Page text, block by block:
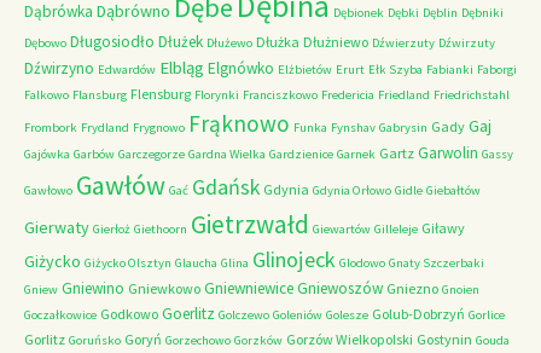
Dąbrówka Dąbrówno Dębe Dębionek Dębki Dęblin Dębniki
Dębowo Długosiodło Dłużek Dłużewo Dłużka Dłużniewo Dźwierzuty Dźwirzuty
Dźwirzyno Edwardów Elbląg Elgnówko Elżbietów Erurt Ełk Szyba Fabianki Faborgi
Falkowo Flansburg Flensburg Florynki Franciszkowo Fredericia Friedland Friedrichstahl
Frombork Frydland Frygnowo Frąknowo Funka Fynshav Gabrysin Gady Gaj
Gajówka Garbów Garczegorze Gardna Wielka Gardzienice Garnek Gartz Garwolin Gassy
Gawłowo Gawłów Gać Gdańsk Gdynia Gdynia Orłowo Gidle Giebałtów
Gierwaty Gierłoż Giethoorn Gietrzwałd Giewartów Gilleleje Giławy
Giżycko Giżycko Olsztyn Glaucha Glina Glinojeck Glodowo Gnaty Szczerbaki
Gniew Gniewino Gniewkowo GniewniewiceGniewoszów Gniezno Gnoien
Goczałkowice Godkowo Goerlitz Golczewo Goleniów Golesze Golub-Dobrzyń Gorlice
Gorlitz Goruńsko Goryń Gorzechowo Gorzków Gorzów Wielkopolski Gostynin Gouda